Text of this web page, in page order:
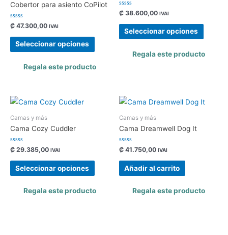
Cobertor para asiento CoPilot
Valorado
con
0
de
₡ 47.300,00 IVAI
Seleccionar opciones
Regala este producto
Valorado
con
0
de
₡ 38.600,00 IVAI
Seleccionar opciones
Regala este producto
Camas y más
Cama Cozy Cuddler
Valorado
con
0
de
₡ 29.385,00 IVAI
Seleccionar opciones
Regala este producto
Camas y más
Cama Dreamwell Dog It
Valorado
con
0
₡ 41.750,00 IVAI
Añadir al carrito
Regala este producto